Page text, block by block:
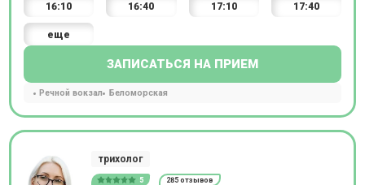
16:10 16:40 17:10 17:40
еще
ЗАПИСАТЬСЯ НА ПРИЕМ
Речной вокзал Беломорская
трихолог
5 285 отзывов